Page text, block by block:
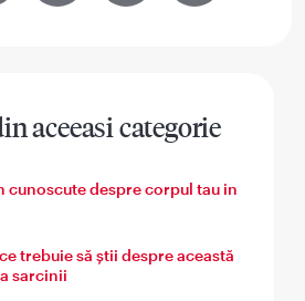
aceeasi categorie
cunoscute despre corpul tau in
trebuie să știi despre această
sarcinii